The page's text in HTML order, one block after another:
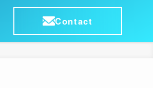
Contact